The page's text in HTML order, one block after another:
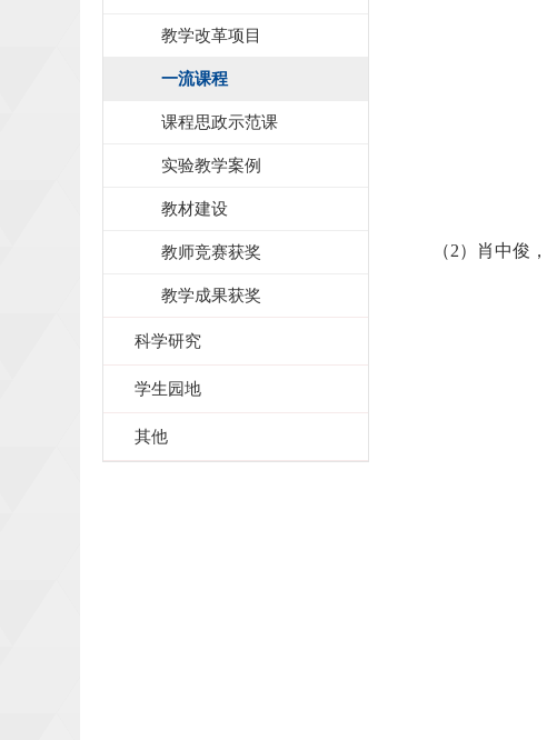
教学改革项目
一流课程
课程思政示范课
实验教学案例
教材建设
教师竞赛获奖
教学成果获奖
科学研究
学生园地
其他
（2）肖中俊